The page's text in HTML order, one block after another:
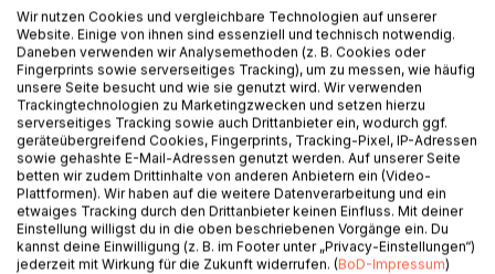
BESCHREIBUNG
In einer Welt, die so viel zu sagen hat sagen wir oft nichts
und schweigen aneinander vorbei. Lyrik verfügt über die
Stärke, die es benötigt einander zu verstehen und zu
begegnen.
Wir nutzen Cookies und vergleichbare Technologien auf unserer
Website. Einige von ihnen sind essenziell und technisch notwendig.
Daneben verwenden wir Analysemethoden (z. B. Cookies oder
Fingerprints sowie serverseitiges Tracking), um zu messen, wie häufig
unsere Seite besucht und wie sie genutzt wird. Wir verwenden
Trackingtechnologien zu Marketingzwecken und setzen hierzu
serverseitiges Tracking sowie auch Drittanbieter ein, wodurch ggf.
geräteübergreifend Cookies, Fingerprints, Tracking-Pixel, IP-Adressen
sowie gehashte E-Mail-Adressen genutzt werden. Auf unserer Seite
betten wir zudem Drittinhalte von anderen Anbietern ein (Video-
Plattformen). Wir haben auf die weitere Datenverarbeitung und ein
etwaiges Tracking durch den Drittanbieter keinen Einfluss. Mit deiner
Einstellung willigst du in die oben beschriebenen Vorgänge ein. Du
kannst deine Einwilligung (z. B. im Footer unter „Privacy-Einstellungen“)
jederzeit mit Wirkung für die Zukunft widerrufen. (BoD-Impressum)